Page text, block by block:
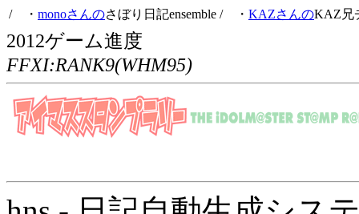
/ ・ monoさんのさぼり日記ensemble / ・ KAZさんのKAZ兄
2012ゲーム進度
FFXI:RANK9(WHM95)